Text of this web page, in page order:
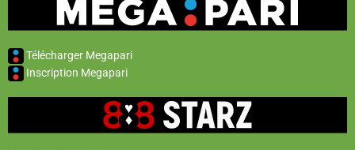
Télécharger Megapari
Inscription Megapari